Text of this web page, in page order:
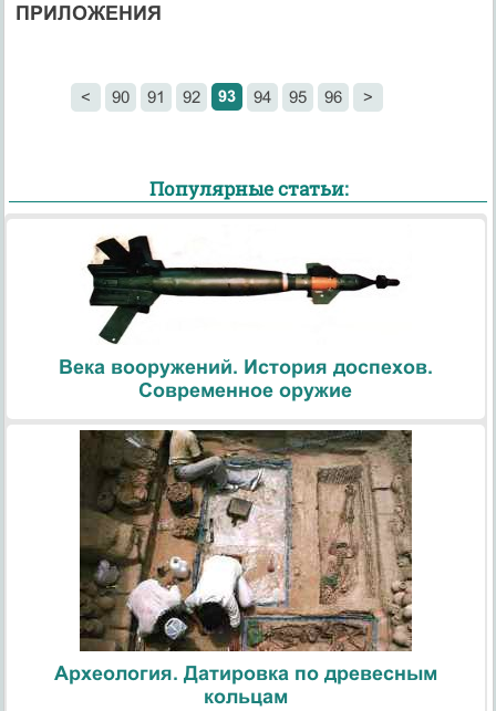
ПРИЛОЖЕНИЯ
< 90 91 92 93 94 95 96 >
Популярные статьи:
Века вооружений. История доспехов.
Современное оружие
Археология. Датировка по древесным
кольцам